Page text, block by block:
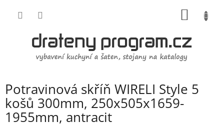
Potravinová skříň WIRELI Style 5
košů 300mm, 250x505x1659-
1955mm, antracit